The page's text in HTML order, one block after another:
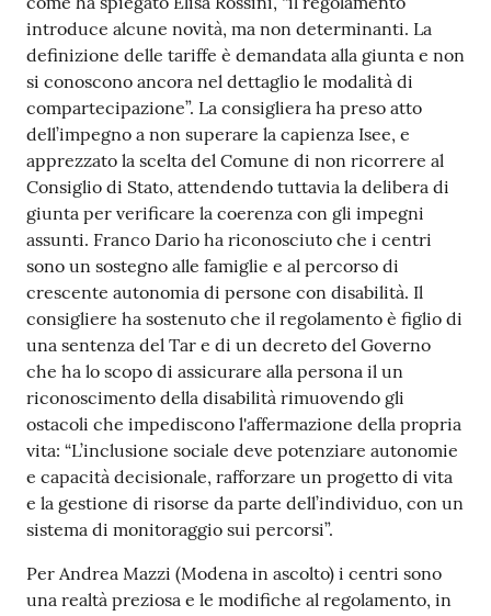
introduce alcune novità, ma non determinanti. La
definizione delle tariffe è demandata alla giunta e non
si conoscono ancora nel dettaglio le modalità di
compartecipazione”. La consigliera ha preso atto
dell’impegno a non superare la capienza Isee, e
apprezzato la scelta del Comune di non ricorrere al
Consiglio di Stato, attendendo tuttavia la delibera di
giunta per verificare la coerenza con gli impegni
assunti. Franco Dario ha riconosciuto che i centri
sono un sostegno alle famiglie e al percorso di
crescente autonomia di persone con disabilità. Il
consigliere ha sostenuto che il regolamento è figlio di
una sentenza del Tar e di un decreto del Governo
che ha lo scopo di assicurare alla persona il un
riconoscimento della disabilità rimuovendo gli
ostacoli che impediscono l'affermazione della propria
vita: “L’inclusione sociale deve potenziare autonomie
e capacità decisionale, rafforzare un progetto di vita
e la gestione di risorse da parte dell’individuo, con un
sistema di monitoraggio sui percorsi”.
Per Andrea Mazzi (Modena in ascolto) i centri sono
una realtà preziosa e le modifiche al regolamento, in